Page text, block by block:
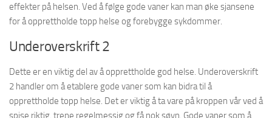
effekter på helsen. Ved å følge gode vaner kan man øke sjansene
for å opprettholde topp helse og forebygge sykdommer.
Underoverskrift 2
Dette er en viktig del av å opprettholde god helse. Underoverskrift
2 handler om å etablere gode vaner som kan bidra til å
opprettholde topp helse. Det er viktig å ta vare på kroppen vår ved å
spise riktig, trene regelmessig og få nok søvn. Gode vaner som å